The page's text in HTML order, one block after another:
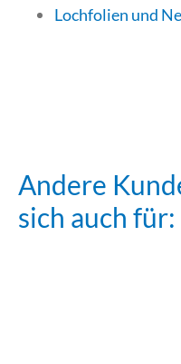
Lochfolien und
Andere
sich auch für: